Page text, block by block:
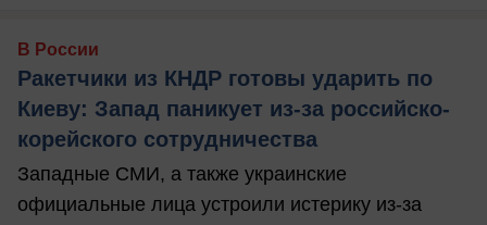
В России
Ракетчики из КНДР готовы ударить по
Киеву: Запад паникует из-за российско-
корейского сотрудничества
Западные СМИ, а также украинские
официальные лица устроили истерику из-за